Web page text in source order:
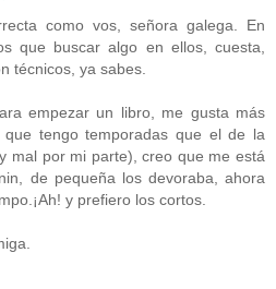
como vos, señora galega. En
que buscar algo en ellos, cuesta,
técnicos, ya sabes.
empezar un libro, me gusta más
tengo temporadas que el de la
mal por mi parte), creo que me está
de pequeña los devoraba, ahora
y prefiero los cortos.